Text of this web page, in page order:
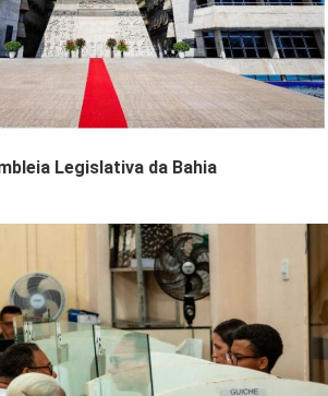
Legislativa da Bahia